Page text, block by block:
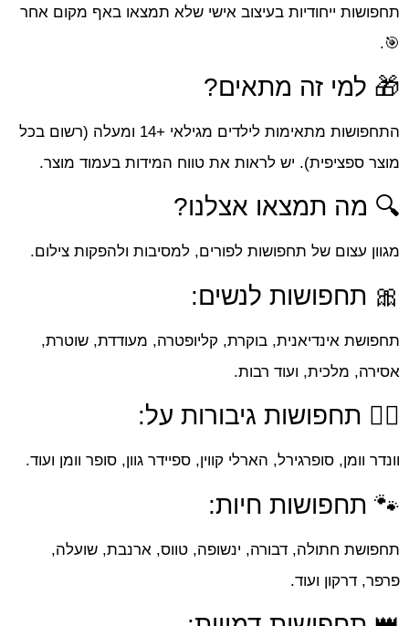
תחפושות ייחודיות בעיצוב אישי שלא תמצאו באף מקום אחר
🎯.
🎁 למי זה מתאים?
התחפושות מתאימות לילדים מגילאי +14 ומעלה (רשום בכל
מוצר ספציפית). יש לראות את טווח המידות בעמוד מוצר.
🔍 מה תמצאו אצלנו?
מגוון עצום של תחפושות לפורים, למסיבות ולהפקות צילום.
🎀 תחפושות לנשים:
תחפושת אינדיאנית, בוקרת, קליופטרה, מעודדת, שוטרת,
אסירה, מלכית, ועוד רבות.
🤸‍♀️ תחפושות גיבורות על:
וונדר וומן, סופרגירל, הארלי קווין, ספיידר גוון, סופר וומן ועוד.
🐾 תחפושות חיות:
תחפושת חתולה, דבורה, ינשופה, טווס, ארנבת, שועלה,
פרפר, דרקון ועוד.